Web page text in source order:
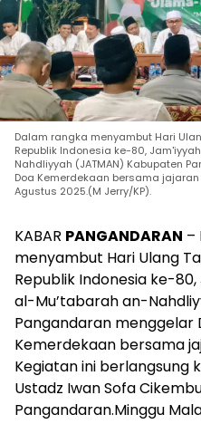
Dalam rangka menyambut Hari
Republik Indonesia ke-80,
Nahdliyyah (JATMAN) Kabupaten
Doa Kemerdekaan bersama jajaran
Agustus 2025.(M Jerry/KP).
KABAR PANGANDARAN –
menyambut Hari Ulang
Republik Indonesia ke-
al-Mu’tabarah an-
Pangandaran menggelar
Kemerdekaan bersama
Kegiatan ini berlangsung
Ustadz Iwan Sofa
Pangandaran.Minggu